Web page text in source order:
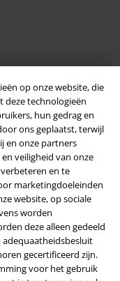
op onze website, die
deze technologieën
hun gedrag en
ons geplaatst, terwijl
en onze partners
veiligheid van onze
en te
marketingdoeleinden
website, op sociale
worden
deze alleen gedeeld
gecertificeerd zijn.
voor het gebruik